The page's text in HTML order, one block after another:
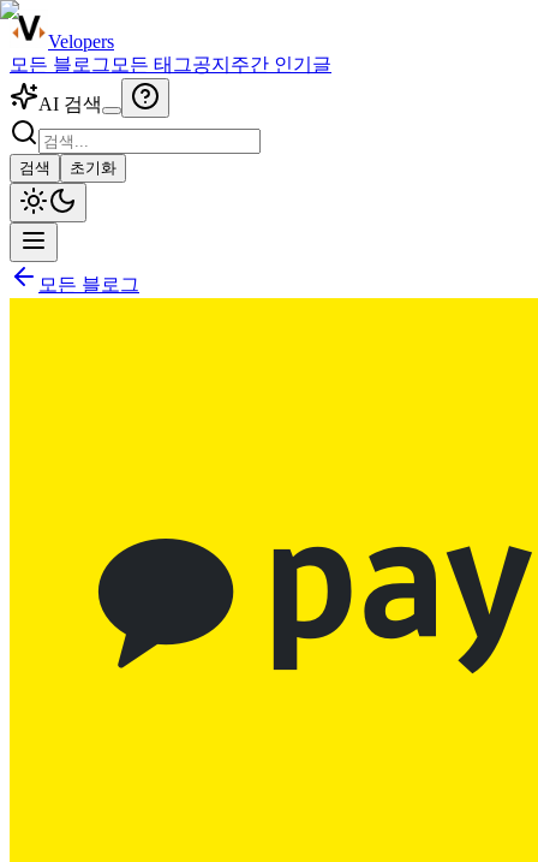
Velopers
모든 블로그 모든 태그공지 주간 인기글
AI 검색
검색 초기화
모든 블로그